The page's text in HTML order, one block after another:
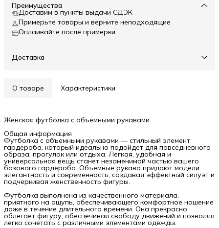
Преимущества
Доставим в пункты выдачи СДЭК
Примерьте товары и верните неподходящие
Оплаивайте после примерки
Доставка
О товаре Характеристики
Женская футболка с объемными рукавами
Общая информация
Футболка с объемными рукавами — стильный элемент
гардероба, который идеально подойдет для повседневного
образа, прогулок или отдыха. Легкая, удобная и
универсальная вещь станет незаменимой частью вашего
базового гардероба. Объемные рукава придают модели
элегантность и современность, создавая эффектный силуэт и
подчеркивая женственность фигуры.
Футболка выполнена из качественного материала,
приятного на ощупь, обеспечивающего комфортное ношение
даже в течение длительного времени. Она прекрасно
облегает фигуру, обеспечивая свободу движений и позволяя
легко сочетать с различными элементами одежды.